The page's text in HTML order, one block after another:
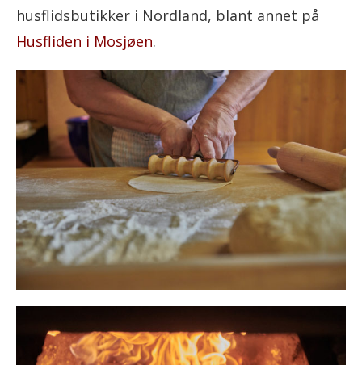
husflidsbutikker i Nordland, blant annet på
Husfliden i Mosjøen.